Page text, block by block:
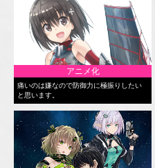
アニメ化
痛いのは嫌なので防御力に極振りしたい
と思います。